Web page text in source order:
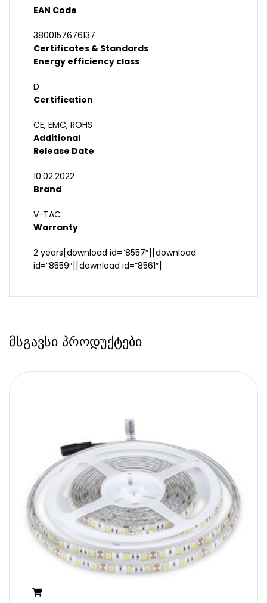
EAN Code
3800157676137
Certificates & Standards
Energy efficiency class
D
Certification
CE, EMC, ROHS
Additional
Release Date
10.02.2022
Brand
V-TAC
Warranty
2 years[download id=”8557″][download
id=”8559″][download id=”8561″]
მსგავსი პროდუქტები